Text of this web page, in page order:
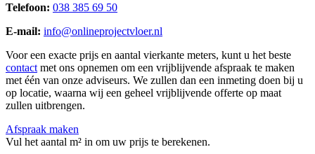
Telefoon: 038 385 69 50
E-mail: info@onlineprojectvloer.nl
Voor een exacte prijs en aantal vierkante meters, kunt u het beste
contact met ons opnemen om een vrijblijvende afspraak te maken
met één van onze adviseurs. We zullen dan een inmeting doen bij u
op locatie, waarna wij een geheel vrijblijvende offerte op maat
zullen uitbrengen.
Afspraak maken
Vul het aantal m² in om uw prijs te berekenen.